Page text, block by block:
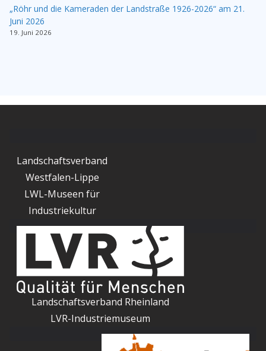
„Röhr und die Kameraden der Landstraße 1926-2026“ am 21.
Juni 2026
19. Juni 2026
Landschaftsverband
Westfalen-Lippe
LWL-Museen für
Industriekultur
Landschaftsverband Rheinland
LVR-Industriemuseum